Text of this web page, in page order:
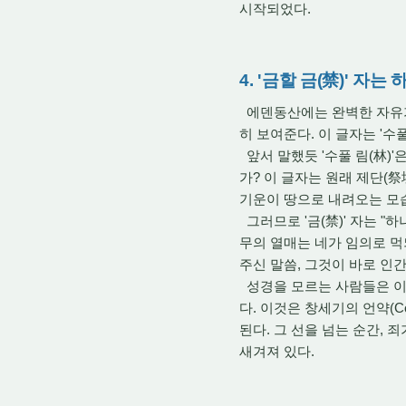
시작되었다.
4. '금할 금(禁)' 자는
에덴동산에는 완벽한 자
히 보여준다. 이 글자는 '수
앞서 말했듯 '수풀 림(林)'
가? 이 글자는 원래 제단(
기운이 땅으로 내려오는 모
그러므로 '금(禁)' 자는 "하
무의 열매는 네가 임의로
주신 말씀, 그것이 바로 인
성경을 모르는 사람들은
다. 이것은 창세기의 언약
된다. 그 선을 넘는 순간, 죄
새겨져 있다.